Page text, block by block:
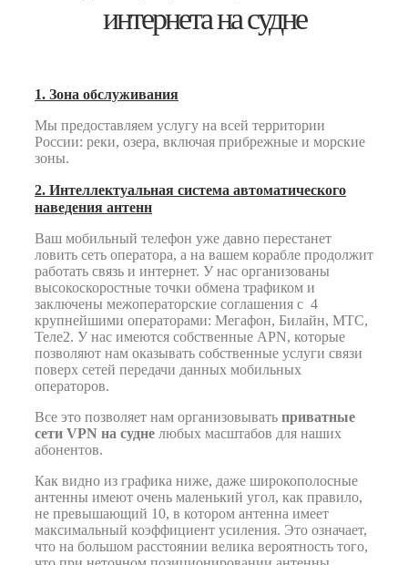
интернета на судне
1. Зона обслуживания
Мы предоставляем услугу на всей территории
России: реки, озера, включая прибрежные и морские
зоны.
2. Интеллектуальная система автоматического
наведения антенн
Ваш мобильный телефон уже давно перестанет
ловить сеть оператора, а на вашем корабле продолжит
работать связь и интернет. У нас организованы
высокоскоростные точки обмена трафиком и
заключены межоператорские соглашения с 4
крупнейшими операторами: Мегафон, Билайн, МТС,
Теле2. У нас имеются собственные APN, которые
позволяют нам оказывать собственные услуги связи
поверх сетей передачи данных мобильных
операторов.
Все это позволяет нам организовывать приватные
сети VPN на судне любых масштабов для наших
абонентов.
Как видно из графика ниже, даже широкополосные
антенны имеют очень маленький угол, как правило,
не превышающий 10, в котором антенна имеет
максимальный коэффициент усиления. Это означает,
что на большом расстоянии велика вероятность того,